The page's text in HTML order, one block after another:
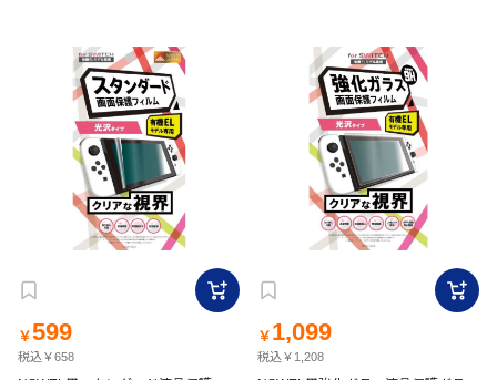
￥599
税込￥658
￥ 1,099
税込￥1,208